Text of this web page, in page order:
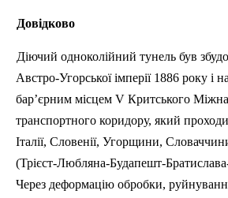
Довідково
Діючий одноколійний тунель був
Австро-Угорської імперії 1886 року і
бар’єрним місцем V Критського
транспортного коридору, який
Італії, Словенії, Угорщини,
(Трієст-Любляна-Будапешт-
Через деформацію обробки,